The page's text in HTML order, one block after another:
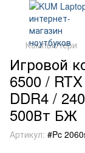
Компьютери
Игровой
6500 /
DDR4 /
500Вт БЖ
Артикул: #Pc